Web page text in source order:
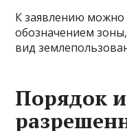
К заявлению можно
обозначением
вид
Порядок